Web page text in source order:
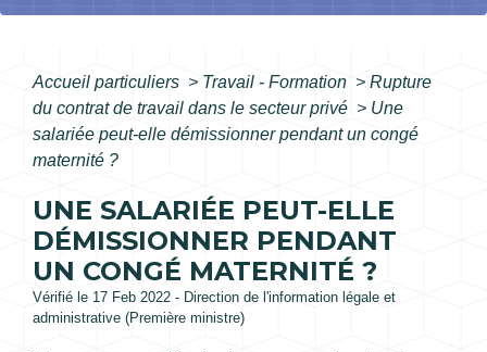
Accueil particuliers > Travail - Formation > Rupture
du contrat de travail dans le secteur privé > Une
salariée peut-elle démissionner pendant un congé
maternité ?
UNE SALARIÉE PEUT-ELLE
DÉMISSIONNER PENDANT
UN CONGÉ MATERNITÉ ?
Vérifié le 17 Feb 2022 - Direction de l'information légale et
administrative (Première ministre)